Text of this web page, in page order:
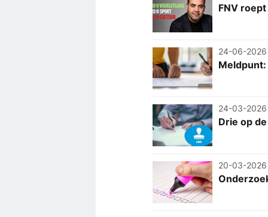
FNV
24-06-2026
24-03-2026
Drie op
20-03-2026